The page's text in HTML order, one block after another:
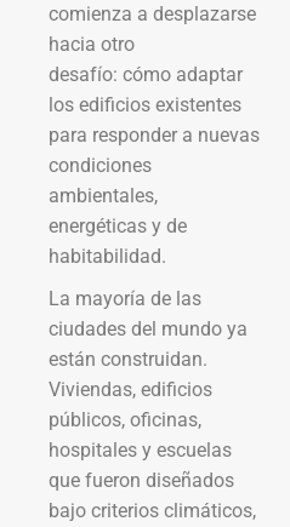
comienza a desplazarse
hacia otro
desafío: cómo adaptar
los edificios existentes
para responder a nuevas
condiciones
ambientales,
energéticas y de
habitabilidad.
La mayoría de las
ciudades del mundo ya
están construidan.
Viviendas, edificios
públicos, oficinas,
hospitales y escuelas
que fueron diseñados
bajo criterios climáticos,